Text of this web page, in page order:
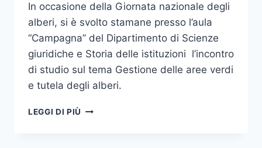
In occasione della Giornata nazionale degli
alberi, si è svolto stamane presso l’aula
“Campagna” del Dipartimento di Scienze
giuridiche e Storia delle istituzioni l’incontro
di studio sul tema Gestione delle aree verdi
e tutela degli alberi.
LEGGI DI PIÙ IMPIANTATO